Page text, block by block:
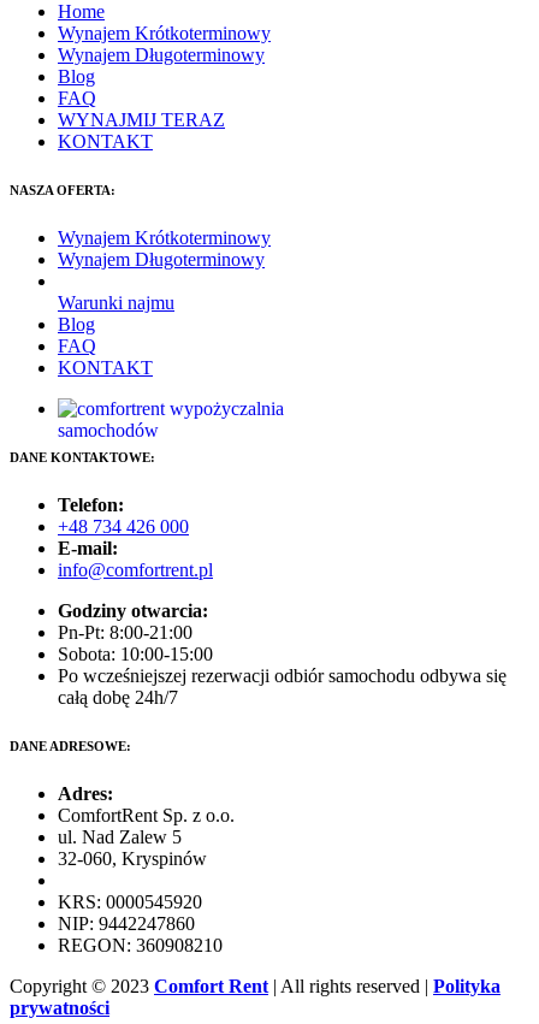
Home
Wynajem Krótkoterminowy
Wynajem Długoterminowy
Blog
FAQ
WYNAJMIJ TERAZ
KONTAKT
NASZA OFERTA:
Wynajem Krótkoterminowy
Wynajem Długoterminowy
Warunki najmu
Blog
FAQ
KONTAKT
DANE KONTAKTOWE:
Telefon:
+48 734 426 000
E-mail:
info@comfortrent.pl
Godziny otwarcia:
Pn-Pt: 8:00-21:00
Sobota: 10:00-15:00
Po wcześniejszej rezerwacji odbiór samochodu odbywa się
całą dobę 24h/7
DANE ADRESOWE:
Adres:
ComfortRent Sp. z o.o.
ul. Nad Zalew 5
32-060, Kryspinów
KRS: 0000545920
NIP: 9442247860
REGON: 360908210
Copyright © 2023 Comfort Rent | All rights reserved | Polityka
prywatności